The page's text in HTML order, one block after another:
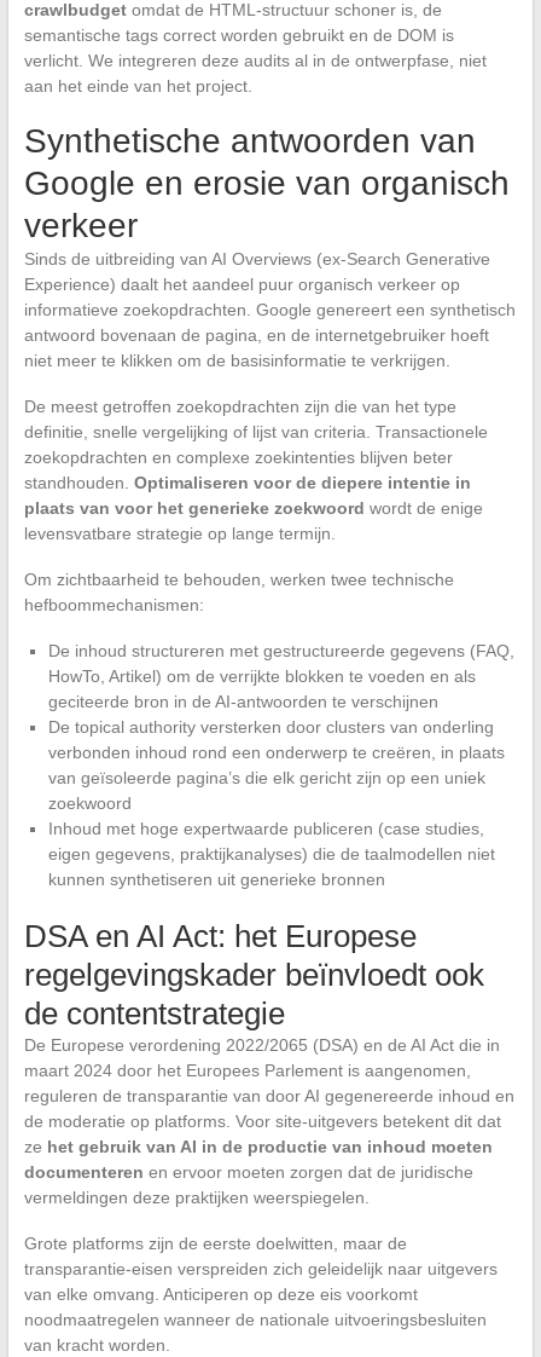
crawlbudgetomdat de HTML-structuur schoner is, de
semantische tags correct worden gebruikt en de DOM is
verlicht. We integreren deze audits al in de ontwerpfase, niet
aan het einde van het project.
Synthetische antwoorden van
Google en erosie van organisch
verkeer
Sinds de uitbreiding van AI Overviews (ex-Search Generative
Experience) daalt het aandeel puur organisch verkeer op
informatieve zoekopdrachten. Google genereert een synthetisch
antwoord bovenaan de pagina, en de internetgebruiker hoeft
niet meer te klikken om de basisinformatie te verkrijgen.
De meest getroffen zoekopdrachten zijn die van het type
definitie, snelle vergelijking of lijst van criteria. Transactionele
zoekopdrachten en complexe zoekintenties blijven beter
standhouden. Optimaliseren voor de diepere intentie in
plaats van voor het generieke zoekwoord wordt de enige
levensvatbare strategie op lange termijn.
Om zichtbaarheid te behouden, werken twee technische
hefboommechanismen:
De inhoud structureren met gestructureerde gegevens (FAQ,
HowTo, Artikel) om de verrijkte blokken te voeden en als
geciteerde bron in de AI-antwoorden te verschijnen
De topical authority versterken door clusters van onderling
verbonden inhoud rond een onderwerp te creëren, in plaats
van geïsoleerde pagina’s die elk gericht zijn op een uniek
zoekwoord
Inhoud met hoge expertwaarde publiceren (case studies,
eigen gegevens, praktijkanalyses) die de taalmodellen niet
kunnen synthetiseren uit generieke bronnen
DSA en AI Act: het Europese
regelgevingskader beïnvloedt ook
de contentstrategie
De Europese verordening 2022/2065 (DSA) en de AI Act die in
maart 2024 door het Europees Parlement is aangenomen,
reguleren de transparantie van door AI gegenereerde inhoud en
de moderatie op platforms. Voor site-uitgevers betekent dit dat
ze het gebruik van AI in de productie van inhoud moeten
documenteren en ervoor moeten zorgen dat de juridische
vermeldingen deze praktijken weerspiegelen.
Grote platforms zijn de eerste doelwitten, maar de
transparantie-eisen verspreiden zich geleidelijk naar uitgevers
van elke omvang. Anticiperen op deze eis voorkomt
noodmaatregelen wanneer de nationale uitvoeringsbesluiten
van kracht worden.